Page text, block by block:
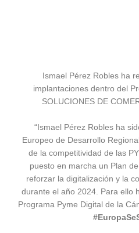
Ismael Pérez Robles ha
implantaciones dentro del
SOLUCIONES DE
“Ismael Pérez Robles ha
Europeo de Desarrollo
de la competitividad de las
puesto en marcha un Plan
reforzar la digitalización y la
durante el año 2024. Para ello
Programa Pyme Digital de la